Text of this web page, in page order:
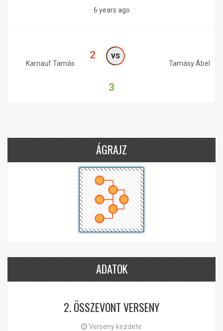
6 years ago
Karnauf Tamás
2 vs
3
Tamásy Ábel
ÁGRAJZ
ADATOK
2. ÖSSZEVONT VERSENY
Verseny kezdete